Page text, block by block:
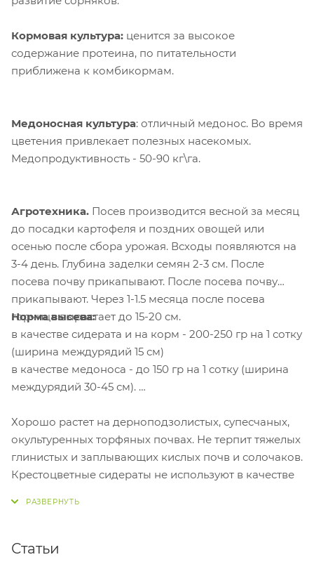
Кормовая культура: ценится за высокое
содержание протеина, по питательности
приближена к комбикормам.
Медоносная культура: отличный медонос. Во время
цветения привлекает полезных насекомых.
Медопродуктивность - 50-90 кг\га.
Агротехника. Посев производится весной за месяц
до посадки картофеля и поздних овощей или
осенью после сбора урожая. Всходы появляются на
3-4 день. Глубина заделки семян 2-3 см. После
посева почву прикапывают. После посева почву
прикапывают. Через 1-1.5 месяца после посева
горчица вырастает до 15-20 см.
Норма высева:
в качестве сидерата и на корм - 200-250 гр на 1 сотку
(ширина междурядий 15 см)
в качестве медоноса - до 150 гр на 1 сотку (ширина
междурядий 30-45 см).
Хорошо растет на дерноподзолистых, супесчаных,
окультуренных торфяных почвах. Не терпит тяжелых
глинистых и заплывающих кислых почв и солочаков.
Крестоцветные сидераты не используют в качестве
Статьи